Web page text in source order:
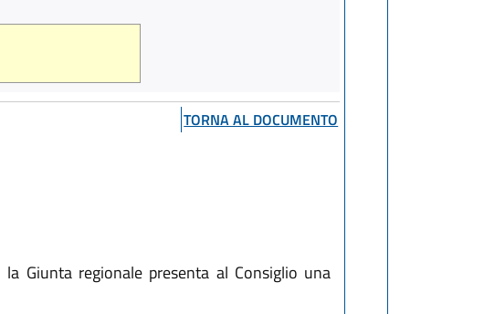
TORNA AL DOCUMENTO
Giunta regionale presenta al Consiglio una